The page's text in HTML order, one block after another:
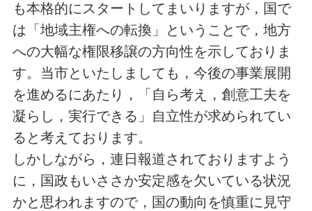
も本格的にスタートしてまいりますが，国で
は「地域主権への転換」ということで，地方
への大幅な権限移譲の方向性を示しておりま
す。当市といたしましても，今後の事業展開
を進めるにあたり，「自ら考え，創意工夫を
凝らし，実行できる」自立性が求められてい
ると考えております。
しかしながら，連日報道されておりますよう
に，国政もいささか安定感を欠いている状況
かと思われますので，国の動向を慎重に見守